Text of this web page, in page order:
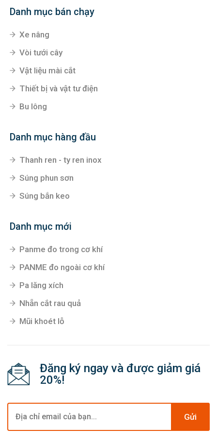
Hà Nam
Đường Lê Duẩn- khu ĐT CEO1- Liêm Chính- Phủ Lý -
Danh mục bán chạy
Vật liệu mài cắt
Danh mục hàng đầu
Thanh ren - ty ren inox
Danh mục mới
Pa lăng xích
Nhẵn cắt rau quả
Mũi khoét lỗ
Đăng ký ngay và được giảm giá